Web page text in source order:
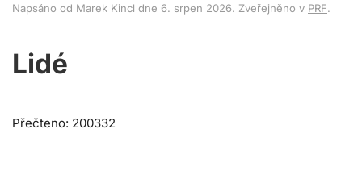
Napsáno od Marek Kincl dne 6. srpen 2026. Zveřejněno v PRF.
Lidé
Přečteno: 200332